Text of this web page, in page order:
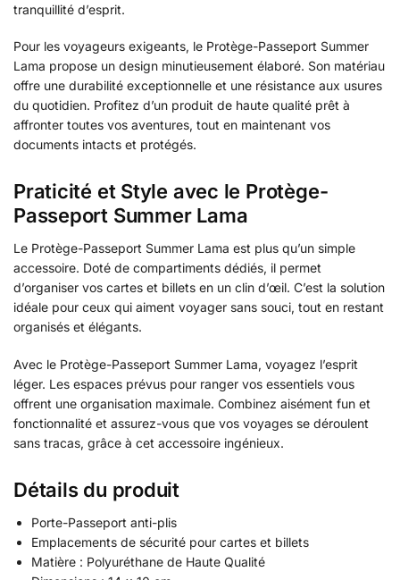
tranquillité d’esprit.
Pour les voyageurs exigeants, le Protège-Passeport Summer
Lama propose un design minutieusement élaboré. Son matériau
offre une durabilité exceptionnelle et une résistance aux usures
du quotidien. Profitez d’un produit de haute qualité prêt à
affronter toutes vos aventures, tout en maintenant vos
documents intacts et protégés.
Praticité et Style avec le Protège-
Passeport Summer Lama
Le Protège-Passeport Summer Lama est plus qu’un simple
accessoire. Doté de compartiments dédiés, il permet
d’organiser vos cartes et billets en un clin d’œil. C’est la solution
idéale pour ceux qui aiment voyager sans souci, tout en restant
organisés et élégants.
Avec le Protège-Passeport Summer Lama, voyagez l’esprit
léger. Les espaces prévus pour ranger vos essentiels vous
offrent une organisation maximale. Combinez aisément fun et
fonctionnalité et assurez-vous que vos voyages se déroulent
sans tracas, grâce à cet accessoire ingénieux.
Détails du produit
Porte-Passeport anti-plis
Emplacements de sécurité pour cartes et billets
Matière : Polyuréthane de Haute Qualité